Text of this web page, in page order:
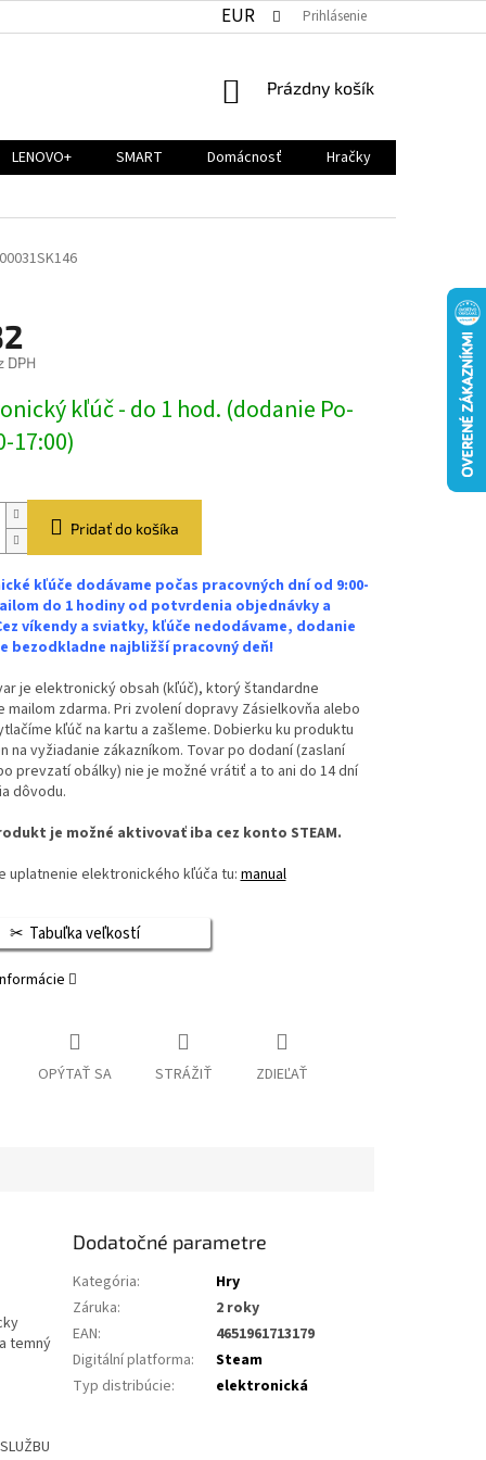
EUR Prihlásenie
NÁKUPNÝ
Prázdny košík
LENOVO+ SMART Domácnosť
Hračky
DPH
kľúč - do 1 hod. (dodanie Po-
17:00)
Pridať do košíka
kľúče dodávame počas pracovných dní od 9:00-
do 1 hodiny od potvrdenia objednávky a
víkendy a sviatky, kľúče nedodávame, dodanie
bezodkladne najbližší pracovný deň!
je elektronický obsah (kľúč), ktorý štandardne
mailom zdarma. Pri zvolení dopravy Zásielkovňa alebo
kľúč na kartu a zašleme. Dobierku ku produktu
na vyžiadanie zákazníkom. Tovar po dodaní (zaslaní
prevzatí obálky) nie je možné vrátiť a to ani do 14 dní
dôvodu.
je možné aktivovať iba cez konto STEAM.
uplatnenie elektronického kľúča tu:manual
Tabuľka veľkostí
OPÝTAŤ SA STRÁŽIŤ ZDIEĽAŤ
temný
Dodatočné parametre
Kategória:
Hry
Záruka:
2 roky
EAN:
4651961713179
Digitální platforma:
Steam
Typ distribúcie: elektronická